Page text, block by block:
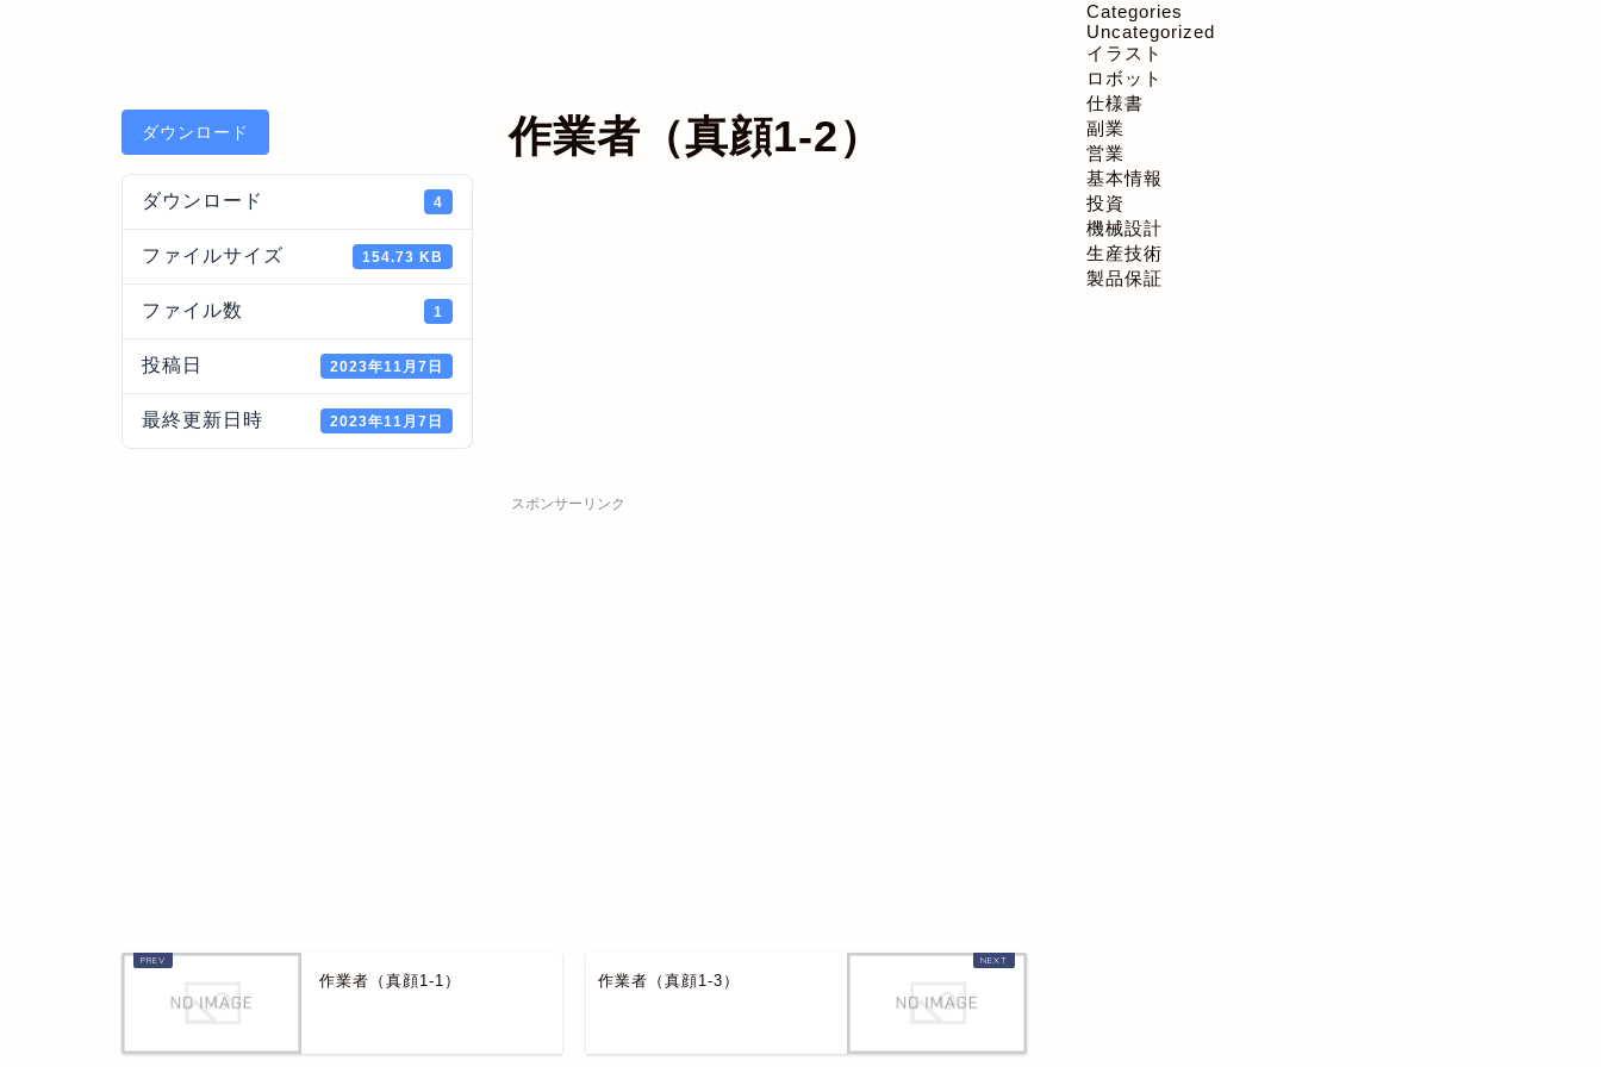
ダウンロード
ダウンロード 4
ファイルサイズ 154.73 KB
ファイル数 1
投稿日 2023年11月7日
最終更新日時 2023年11月7日
作業者（真顔1-2）
スポンサーリンク
作業者（真顔1-1） 作業者（真顔1-3）
Categories
Uncategorized
イラスト
ロボット
仕様書
副業
営業
基本情報
投資
機械設計
生産技術
製品保証